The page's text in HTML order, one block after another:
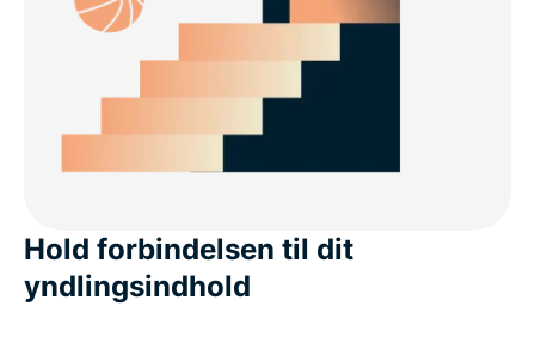
Hold forbindelsen til dit
yndlingsindhold